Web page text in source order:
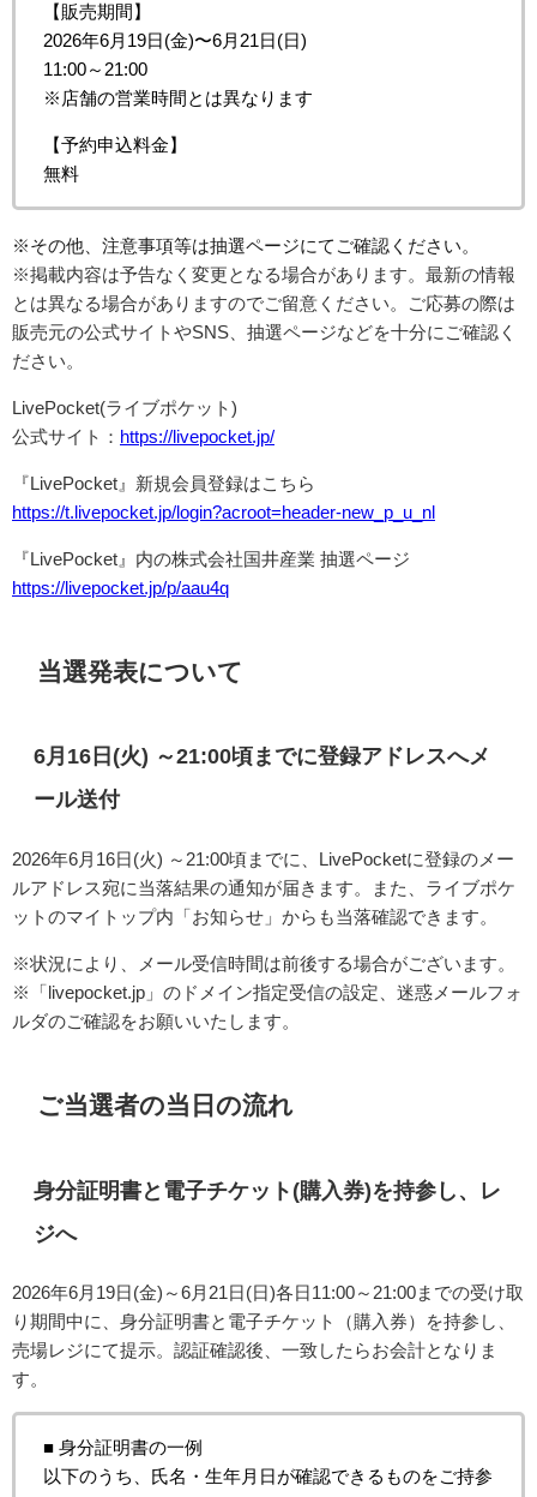
【販売期間】
2026年6月19日(金)〜6月21日(日)
11:00～21:00
※店舗の営業時間とは異なります
【予約申込料金】
無料
※その他、注意事項等は抽選ページにてご確認ください。
※掲載内容は予告なく変更となる場合があります。最新の情報
とは異なる場合がありますのでご留意ください。ご応募の際は
販売元の公式サイトやSNS、抽選ページなどを十分にご確認く
ださい。
LivePocket(ライブポケット)
公式サイト： https://livepocket.jp/
『LivePocket』新規会員登録はこちら
https://t.livepocket.jp/login?acroot=header-new_p_u_nl
『LivePocket』内の株式会社国井産業 抽選ページ
https://livepocket.jp/p/aau4q
当選発表について
6月16日(火) ～21:00頃までに登録アドレスへメ
ール送付
2026年6月16日(火) ～21:00頃までに、LivePocketに登録のメー
ルアドレス宛に当落結果の通知が届きます。また、ライブポケ
ットのマイトップ内「お知らせ」からも当落確認できます。
※状況により、メール受信時間は前後する場合がございます。
※「livepocket.jp」のドメイン指定受信の設定、迷惑メールフォ
ルダのご確認をお願いいたします。
ご当選者の当日の流れ
身分証明書と電子チケット(購入券)を持参し、レ
ジへ
2026年6月19日(金)～6月21日(日)各日11:00～21:00までの受け取
り期間中に、身分証明書と電子チケット（購入券）を持参し、
売場レジにて提示。認証確認後、一致したらお会計となりま
す。
■ 身分証明書の一例
以下のうち、氏名・生年月日が確認できるものをご持参